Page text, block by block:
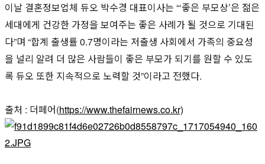
이날 결혼정보업체 듀오 박수경 대표이사는 “‘좋은 부모상’은 젊은
세대에게 건강한 가정을 보여주는 좋은 사례가 될 것으로 기대된
다”며 “합계 출생률 0.7명이라는 저출생 사회에서 가족의 중요성
을 널리 알려 더 많은 사람들이 좋은 부모가 되기를 원할 수 있도
록 듀오 또한 지속적으로 노력할 것”이라고 전했다.
출처 : 더페어(https://www.thefairnews.co.kr)